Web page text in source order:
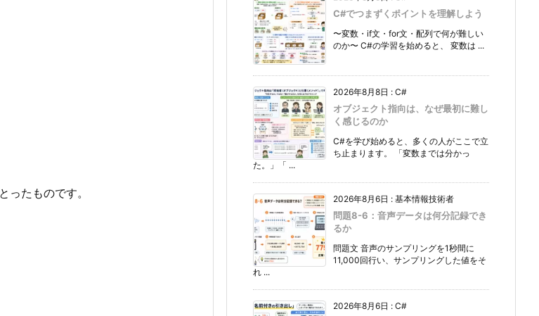
ったものです。
C#でつまずくポイントを理解しよう
〜変数・if文・for文・配列で何が難しい
のか〜 C#の学習を始めると、 変数は ...
2026年8月8日 : C#
オブジェクト指向は、なぜ最初に難し
く感じるのか
C#を学び始めると、多くの人がここで立
ち止まります。 「変数までは分かっ
た。」「 ...
2026年8月6日 : 基本情報技術者
問題8-6：音声データは何分記録でき
るか
問題文 音声のサンプリングを1秒間に
11,000回行い、サンプリングした値をそ
れ ...
2026年8月6日 : C#